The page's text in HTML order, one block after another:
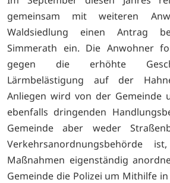
gemeinsam mit weiteren
Waldsiedlung einen Antrag
Simmerath ein. Die Anwohner
gegen die erhöhte
Lärmbelästigung auf der
Anliegen wird von der Gemeinde
ebenfalls dringenden
Gemeinde aber weder
Verkehrsanordnungsbehörde
Maßnahmen eigenständig
Gemeinde die Polizei um Mithilfe